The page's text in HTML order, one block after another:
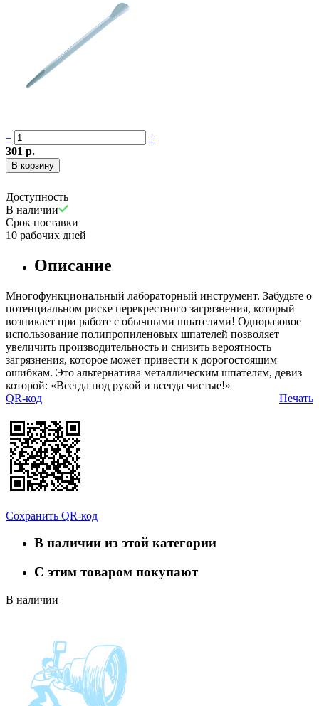
–
+
301 р.
Доступность
В наличии
Срок поставки
10 рабочих дней
Описание
Многофункциональный лабораторный инструмент. Забудьте о
потенциальном риске перекрестного загрязнения, который
возникает при работе с обычными шпателями! Одноразовое
использование полипропиленовых шпателей позволяет
увеличить производительность и снизить вероятность
загрязнения, которое может привести к дорогостоящим
ошибкам. Это альтернатива металлическим шпателям, девиз
которой: «Всегда под рукой и всегда чистые!»
Печать
QR-код
Сохранить QR-код
В наличии из этой категории
С этим товаром покупают
В наличии